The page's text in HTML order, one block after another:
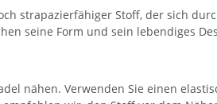
strapazierfähiger Stoff, der sich
seine Form und sein lebendiges
nähen. Verwenden Sie einen